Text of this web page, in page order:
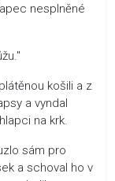
nesplněné
košili a z
a vyndal
na krk.
sám pro
a schoval ho v